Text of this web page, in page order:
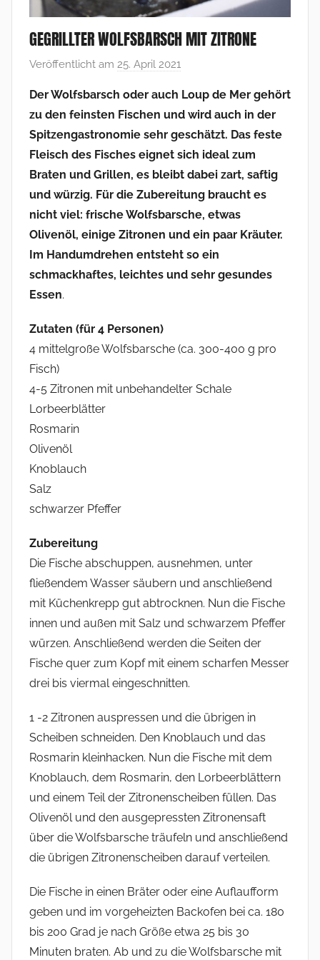
GEGRILLTER WOLFSBARSCH MIT ZITRONE
Veröffentlicht am 25. April 2021
n
F
r
a
n
k
V
o
l
Der Wolfsbarsch oder auch Loup de Mer gehört
zu den feinsten Fischen und wird auch in der
Spitzengastronomie sehr geschätzt. Das feste
Fleisch des Fisches eignet sich ideal zum
Braten und Grillen, es bleibt dabei zart, saftig
und würzig. Für die Zubereitung braucht es
nicht viel: frische Wolfsbarsche, etwas
Olivenöl, einige Zitronen und ein paar Kräuter.
Im Handumdrehen entsteht so ein
schmackhaftes, leichtes und sehr gesundes
Essen.
Zutaten (für 4 Personen)
4 mittelgroße Wolfsbarsche (ca. 300-400 g pro
Fisch)
4-5 Zitronen mit unbehandelter Schale
Lorbeerblätter
Rosmarin
Olivenöl
Knoblauch
Salz
schwarzer Pfeffer
Zubereitung
Die Fische abschuppen, ausnehmen, unter
fließendem Wasser säubern und anschließend
mit Küchenkrepp gut abtrocknen. Nun die Fische
innen und außen mit Salz und schwarzem Pfeffer
würzen. Anschließend werden die Seiten der
Fische quer zum Kopf mit einem scharfen Messer
drei bis viermal eingeschnitten.
1 -2 Zitronen auspressen und die übrigen in
Scheiben schneiden. Den Knoblauch und das
Rosmarin kleinhacken. Nun die Fische mit dem
Knoblauch, dem Rosmarin, den Lorbeerblättern
und einem Teil der Zitronenscheiben füllen. Das
Olivenöl und den ausgepressten Zitronensaft
über die Wolfsbarsche träufeln und anschließend
die übrigen Zitronenscheiben darauf verteilen.
Die Fische in einen Bräter oder eine Auflaufform
geben und im vorgeheizten Backofen bei ca. 180
bis 200 Grad je nach Größe etwa 25 bis 30
Minuten braten. Ab und zu die Wolfsbarsche mit